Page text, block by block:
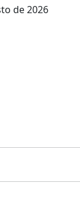
de 2026